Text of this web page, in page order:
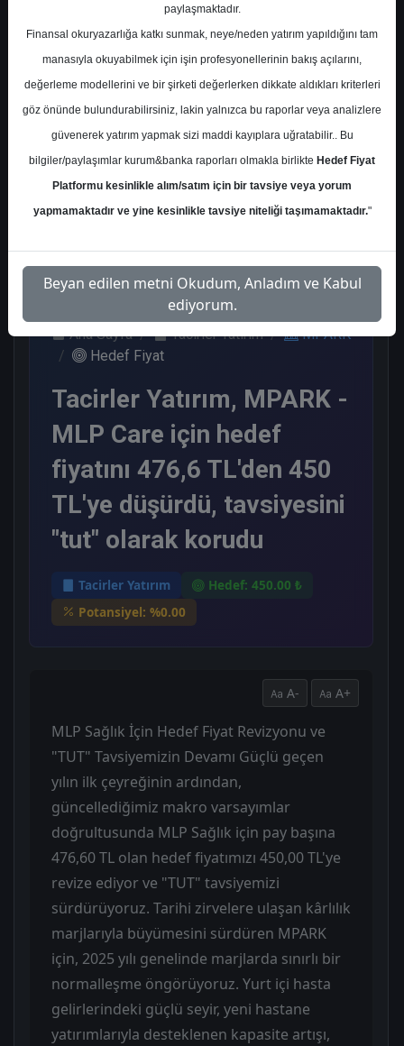
Ortalama Getiri Potansiyeli %59.14
Kurum Sayısı
11
9 2
Ana Sayfa Tacirler Yatırım
MPARK
Hedef Fiyat
Tacirler Yatırım, MPARK -
MLP Care için hedef
fiyatını 476,6 TL'den 450
TL'ye düşürdü, tavsiyesini
"tut" olarak korudu
Tacirler Yatırım
Hedef: 450.00 ₺
Potansiyel: %0.00
A- A+
MLP Sağlık İçin Hedef Fiyat Revizyonu ve
"TUT" Tavsiyemizin Devamı Güçlü geçen
yılın ilk çeyreğinin ardından,
güncellediğimiz makro varsayımlar
doğrultusunda MLP Sağlık için pay başına
476,60 TL olan hedef fiyatımızı 450,00 TL'ye
revize ediyor ve "TUT" tavsiyemizi
sürdürüyoruz. Tarihi zirvelere ulaşan kârlılık
marjlarıyla büyümesini sürdüren MPARK
için, 2025 yılı genelinde marjlarda sınırlı bir
normalleşme öngörüyoruz. Yurt içi hasta
gelirlerindeki güçlü seyir, yeni hastane
yatırımlarıyla desteklenen kapasite artışı,
paylaşmaktadır.
Finansal okuryazarlığa katkı sunmak, neye/neden yatırım yapıldığını tam
manasıyla okuyabilmek için işin profesyonellerinin bakış açılarını,
değerleme modellerini ve bir şirketi değerlerken dikkate aldıkları kriterleri
göz önünde bulundurabilirsiniz, lakin yalnızca bu raporlar veya analizlere
güvenerek yatırım yapmak sizi maddi kayıplara uğratabilir.. Bu
bilgiler/paylaşımlar kurum&banka raporları olmakla birlikte Hedef Fiyat
Platformu kesinlikle alım/satım için bir tavsiye veya yorum
yapmamaktadır ve yine kesinlikle tavsiye niteliği taşımamaktadır."
Beyan edilen metni Okudum, Anladım ve Kabul
ediyorum.